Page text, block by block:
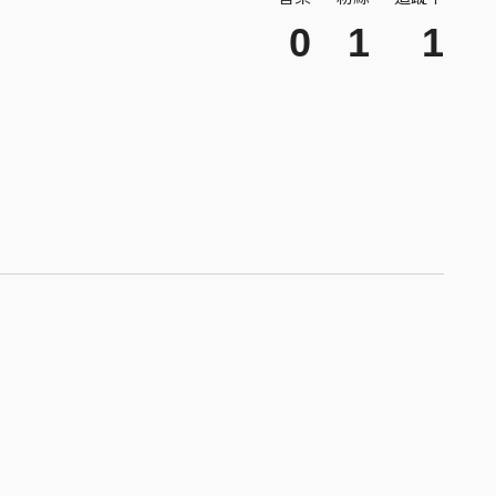
0 1 1